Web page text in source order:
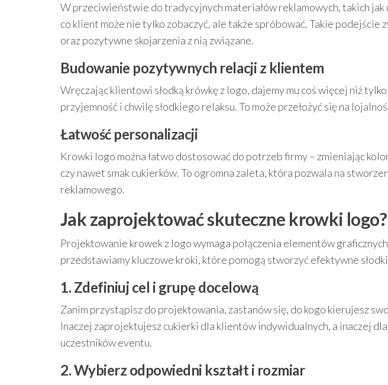
W przeciwieństwie do tradycyjnych materiałów reklamowych, takich
co klient może nie tylko zobaczyć, ale także spróbować. Takie podejście
oraz pozytywne skojarzenia z nią związane.
Budowanie pozytywnych relacji z klientem
Wręczając klientowi słodką krówkę z logo, dajemy mu coś więcej niż
przyjemność i chwilę słodkiego relaksu. To może przełożyć się na
Łatwość personalizacji
Krowki logo można łatwo dostosować do potrzeb firmy – zmieniając
czy nawet smak cukierków. To ogromna zaleta, która pozwala na
reklamowego.
Jak zaprojektować skuteczne krowki logo?
Projektowanie krowek z logo wymaga połączenia elementów
przedstawiamy kluczowe kroki, które pomogą stworzyć efektywne
1. Zdefiniuj cel i grupę docelową
Zanim przystąpisz do projektowania, zastanów się, do kogo kierujesz
Inaczej zaprojektujesz cukierki dla klientów indywidualnych, a inaczej
uczestników eventu.
2. Wybierz odpowiedni kształt i rozmiar